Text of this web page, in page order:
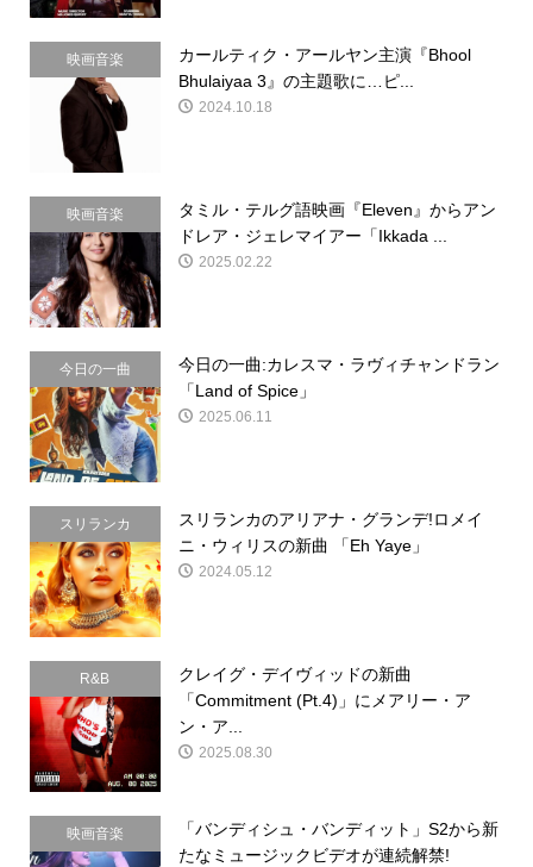
映画音楽
カールティク・アールヤン主演『Bhool
Bhulaiyaa 3』の主題歌に…ピ...
2024.10.18
映画音楽
タミル・テルグ語映画『Eleven』からアン
ドレア・ジェレマイアー「Ikkada ...
2025.02.22
今日の一曲
今日の一曲:カレスマ・ラヴィチャンドラン
「Land of Spice」
2025.06.11
スリランカ
スリランカのアリアナ・グランデ!ロメイ
ニ・ウィリスの新曲 「Eh Yaye」
2024.05.12
R&B
クレイグ・デイヴィッドの新曲
「Commitment (Pt.4)」にメアリー・ア
ン・ア...
2025.08.30
映画音楽
「バンディシュ・バンディット」S2から新
たなミュージックビデオが連続解禁!